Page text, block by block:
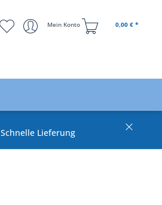
Mein Konto 0,00 € *
Schnelle Lieferung